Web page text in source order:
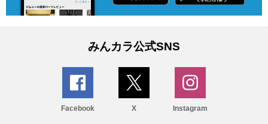
みんカラ公式SNS
Facebook X Instagram